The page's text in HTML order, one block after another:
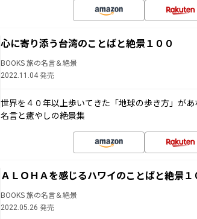
心に寄り添う台湾のことばと絶景１００
BOOKS 旅の名言＆絶景
2022.11.04 発売
世界を４０年以上歩いてきた「地球の歩き方」が
名言と癒やしの絶景集
ＡＬＯＨＡを感じるハワイのことばと絶景１
BOOKS 旅の名言＆絶景
2022.05.26 発売